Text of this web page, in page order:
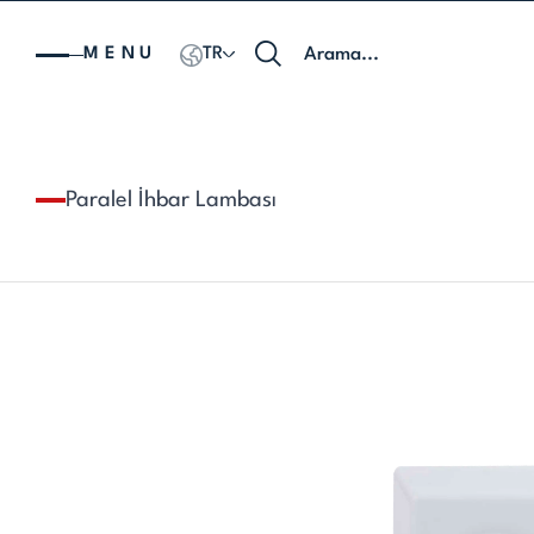
MENU TR
Paralel İhbar Lambası